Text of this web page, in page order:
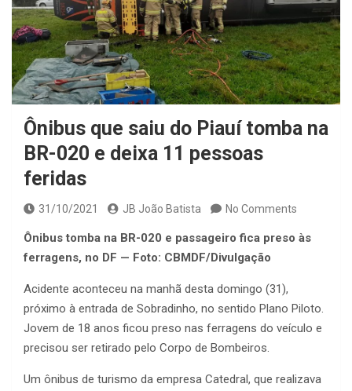
Ônibus que saiu do Piauí tomba na
BR-020 e deixa 11 pessoas
feridas
31/10/2021 JB João Batista No Comments
Ônibus tomba na BR-020 e passageiro fica preso às
ferragens, no DF — Foto: CBMDF/Divulgação
Acidente aconteceu na manhã desta domingo (31),
próximo à entrada de Sobradinho, no sentido Plano Piloto.
Jovem de 18 anos ficou preso nas ferragens do veículo e
precisou ser retirado pelo Corpo de Bombeiros.
Um ônibus de turismo da empresa Catedral, que realizava